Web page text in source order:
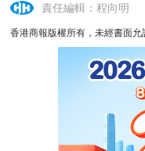
責任編輯：程向明
香港商報版權所有，未經書面允